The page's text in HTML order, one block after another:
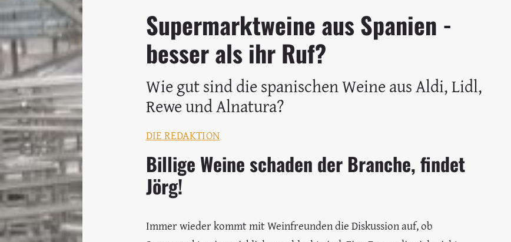
Supermarktweine aus Spanien -
besser als ihr Ruf?
Wie gut sind die spanischen Weine aus Aldi, Lidl,
Rewe und Alnatura?
DIE REDAKTION
Billige Weine schaden der Branche, findet
Jörg!
Immer wieder kommt mit Weinfreunden die Diskussion auf, ob